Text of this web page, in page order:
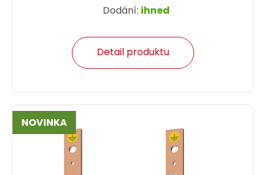
Dodání: ihned
Detail produktu
NOVINKA